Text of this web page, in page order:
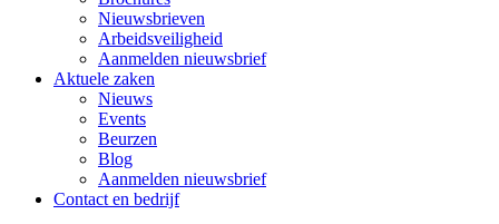
Nieuwsbrieven
Arbeidsveiligheid
Aanmelden nieuwsbrief
Aktuele zaken
Nieuws
Events
Beurzen
Blog
Aanmelden nieuwsbrief
Contact en bedrijf